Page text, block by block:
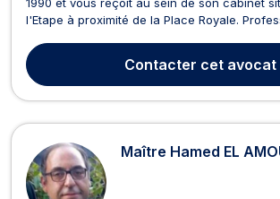
l'Etape à proximité de la Place Royale.
pour les dossiers afférents au divorce, à la
liquidation d'un régime matrimonial,...
Contacter cet avocat
Maître Hamed EL